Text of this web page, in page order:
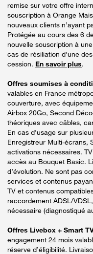
remise sur votre offre
souscription à Orange
nouveaux clients n’ayant
Protégée au cours des 6
nouvelle souscription à
cas de résiliation d’une
cession. En savoir plus.
Offres soumises à
valables en France
couverture, avec
Airbox 20Go, Second
théoriques avec câbles,
En cas d’usage sur
Enregistreur Multi-écrans,
activations nécessaires.
accès au Bouquet Basic.
d’évolution. Ne sont pas
services et contenus
TV et contenus
raccordement ADSL/
nécessaire (diagnostiqué
Offres Livebox + Smart
engagement 24 mois
réserve d’éligibilité.